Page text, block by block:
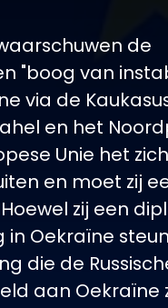
de
"boog van
via de
en het
Unie het
en moet zij
zij een
Oekraïne
die de
aan Oekraïne